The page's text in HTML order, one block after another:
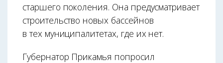
старшего поколения. Она предусматривает
строительство новых бассейнов
в тех муниципалитетах, где их нет.
Губернатор Прикамья попросил